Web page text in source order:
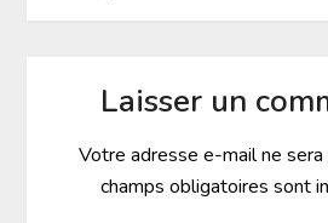
Laisser un
Votre adresse e-mail ne sera
champs obligatoires sont